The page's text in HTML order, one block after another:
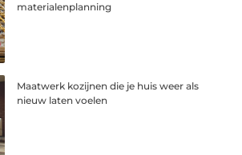
materialenplanning
Maatwerk kozijnen die je huis weer als
nieuw laten voelen